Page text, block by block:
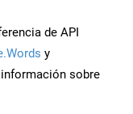
de API
y
sobre